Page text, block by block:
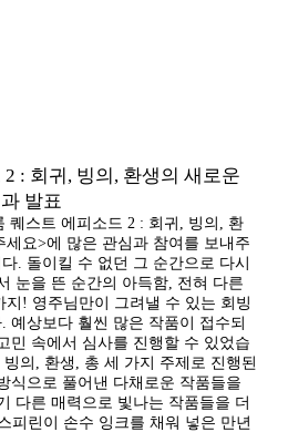
: 회귀, 빙의, 환생의 새로운
발표
퀘스트 에피소드 2 : 회귀, 빙의, 환
요>에 많은 관심과 참여를 보내주
. 돌이킬 수 없던 그 순간으로 다시
눈을 뜬 순간의 아득함, 전혀 다른
! 영주님만이 그려낼 수 있는 회빙
예상보다 훨씬 많은 작품이 접수되
민 속에서 심사를 진행할 수 있었습
의, 환생, 총 세 가지 주제로 진행된
식으로 풀어낸 다채로운 작품들을
다른 매력으로 빛나는 작품들을 더
피린이 손수 잉크를 채워 넣은 만년